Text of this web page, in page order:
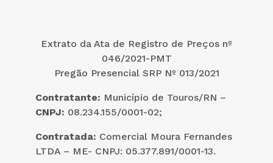
Extrato da Ata de Registro de Preços nº
046/2021-PMT
Pregão Presencial SRP Nº 013/2021
Contratante: Município de Touros/RN –
CNPJ: 08.234.155/0001-02;
Contratada: Comercial Moura Fernandes
LTDA – ME- CNPJ: 05.377.891/0001-13.